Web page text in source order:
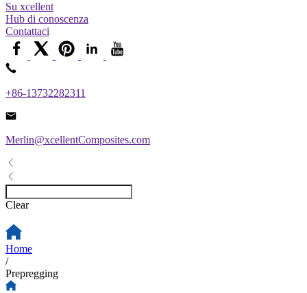
Su xcellent
Hub di conoscenza
Contattaci
+86-13732282311
Merlin@xcellentComposites.com
Clear
Home
/
Prepregging